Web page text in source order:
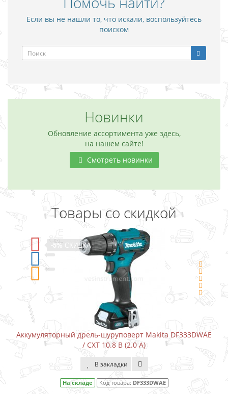
Если вы не нашли то, что искали, воспользуйтесь
поиском
Новинки
Обновление ассортимента уже здесь,
на нашем сайте!
Смотреть новинки
Товары со скидкой
-5%СКИДКА
Аккумуляторный дрель-шуруповерт Makita DF333DWAE
/ CXT 10.8 В (2.0 А)
В закладки
На складе Код товара:DF333DWAE